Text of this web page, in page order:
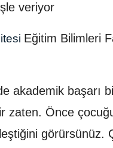
veriyor
Eğitim Bilimleri
akademik başarı
zaten. Önce
görürsünüz.